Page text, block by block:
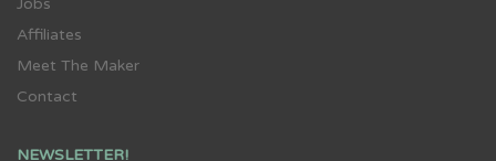
Jobs
Affiliates
Meet The Maker
Contact
NEWSLETTER!